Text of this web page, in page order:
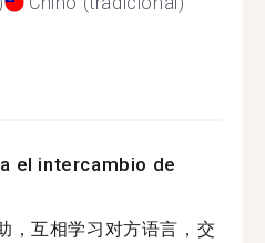
el intercambio de
，互相学习对方语言，交